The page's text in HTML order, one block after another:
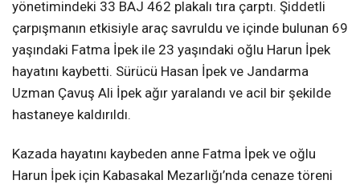
yönetimindeki 33 BAJ 462 plakalı tıra çarptı. Şiddetli
çarpışmanın etkisiyle araç savruldu ve içinde bulunan 69
yaşındaki Fatma İpek ile 23 yaşındaki oğlu Harun İpek
hayatını kaybetti. Sürücü Hasan İpek ve Jandarma
Uzman Çavuş Ali İpek ağır yaralandı ve acil bir şekilde
hastaneye kaldırıldı.
Kazada hayatını kaybeden anne Fatma İpek ve oğlu
Harun İpek için Kabasakal Mezarlığı’nda cenaze töreni